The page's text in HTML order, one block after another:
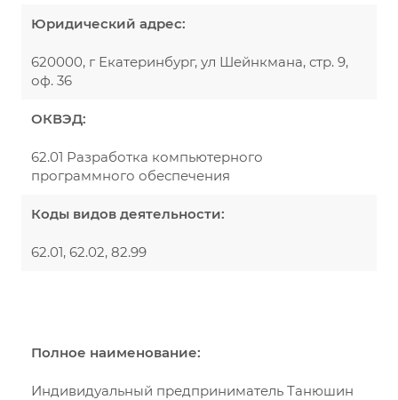
Юридический адрес:
620000, г Екатеринбург, ул Шейнкмана, стр. 9,
оф. 36
ОКВЭД:
62.01 Разработка компьютерного
программного обеспечения
Коды видов деятельности:
62.01, 62.02, 82.99
Полное наименование:
Индивидуальный предприниматель Танюшин